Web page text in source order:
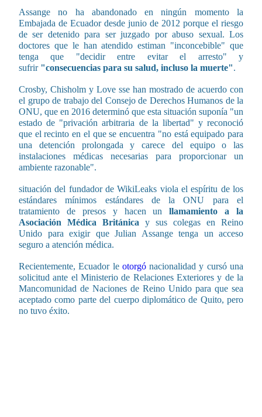
Assange no ha abandonado en ningún momento la
Embajada de Ecuador desde junio de 2012 porque el riesgo
de ser detenido para ser juzgado por abuso sexual. Los
doctores que le han atendido estiman "inconcebible" que
tenga que "decidir entre evitar el arresto" y
sufrir "consecuencias para su salud, incluso la muerte".
Crosby, Chisholm y Love sse han mostrado de acuerdo con
el grupo de trabajo del Consejo de Derechos Humanos de la
ONU, que en 2016 determinó que esta situación suponía "un
estado de "privación arbitraria de la libertad" y reconoció
que el recinto en el que se encuentra "no está equipado para
una detención prolongada y carece del equipo o las
instalaciones médicas necesarias para proporcionar un
ambiente razonable".
situación del fundador de WikiLeaks viola el espíritu de los
estándares mínimos estándares de la ONU para el
tratamiento de presos y hacen unllamamiento a la
Asociación Médica Británica y sus colegas en Reino
Unido para exigir que Julian Assange tenga un acceso
seguro a atención médica.
Recientemente, Ecuador le otorgónacionalidad y cursó una
solicitud ante el Ministerio de Relaciones Exteriores y de la
Mancomunidad de Naciones de Reino Unido para que sea
aceptado como parte del cuerpo diplomático de Quito, pero
no tuvo éxito.